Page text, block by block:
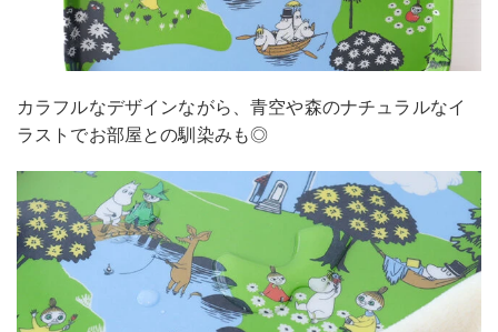
カラフルなデザインながら、青空や森のナチュラルなイ
ラストでお部屋との馴染みも◎